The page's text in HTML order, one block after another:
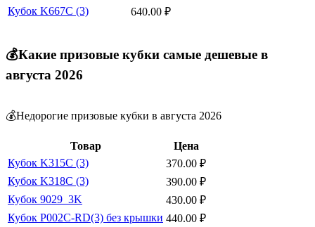
Кубок K667C (3)
640.00 ₽
💰Какие призовые кубки самые дешевые в
августа 2026
💰Недорогие призовые кубки в августа 2026
Товар
Цена
Кубок K315С (3)
370.00 ₽
Кубок K318C (3)
390.00 ₽
Кубок 9029_3K
430.00 ₽
Кубок P002C-RD(3) без крышки 440.00 ₽